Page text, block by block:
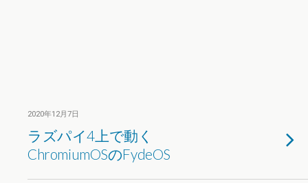
2020年12月7日
ラズパイ4上で動く
ChromiumOSのFydeOS